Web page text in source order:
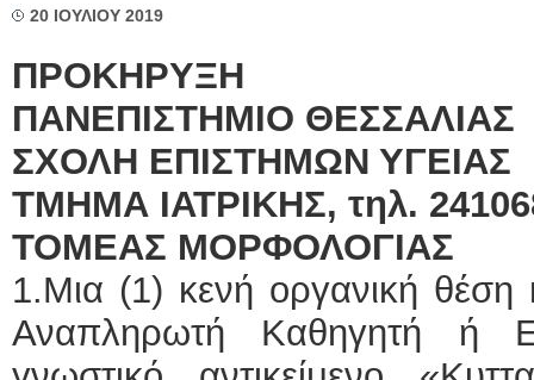
20 ΙΟΥΛΙΟΥ 2019
ΠΡΟΚΗΡΥΞΗ
ΠΑΝΕΠΙΣΤΗΜΙΟ ΘΕΣΣΑΛΙΑΣ
ΣΧΟΛΗ ΕΠΙΣΤΗΜΩΝ ΥΓΕΙΑΣ
ΤΜΗΜΑ ΙΑΤΡΙΚΗΣ, τηλ.
ΤΟΜΕΑΣ ΜΟΡΦΟΛΟΓΙΑΣ
1.Μια (1) κενή οργανική θέση
Αναπληρωτή Καθηγητή ή